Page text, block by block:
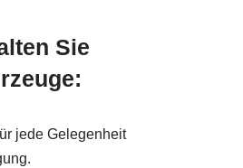
Sie
jede Gelegenheit